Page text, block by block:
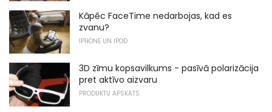
Kāpēc FaceTime nedarbojas, kad es
zvanu?
IPHONE UN IPOD
3D zīmu kopsavilkums - pasīvā polarizācija
pret aktīvo aizvaru
PRODUKTU APSKATS